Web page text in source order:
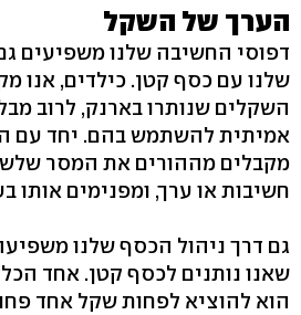
הערך של השקל
דפוסי החשיבה שלנו משפיעים
שלנו עם כסף קטן. כילדים, אנו
השקלים שנותרו בארנק, לרוב
אמיתית להשתמש בהם. יחד עם
מקבלים מההורים את המסר
חשיבות או ערך, ומפנימים אותו
גם דרך ניהול הכסף שלנו
שאנו נותנים לכסף קטן. אחד
הוא להוציא לפחות שקל אחד